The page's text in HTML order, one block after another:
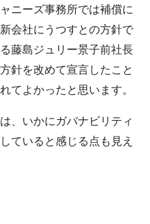
ニーズ事務所では補償に
会社にうつすとの方針で
藤島ジュリー景子前社長
針を改めて宣言したこと
てよかったと思います。
、いかにガバナビリティ
ていると感じる点も見え